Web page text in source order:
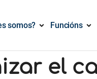
somos? Funcións
el